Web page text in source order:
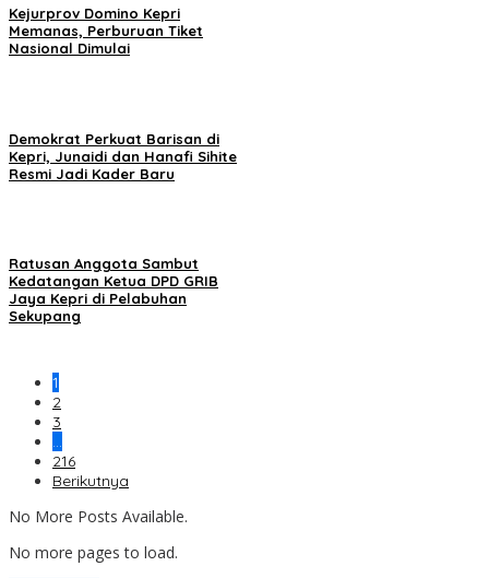
Kejurprov Domino Kepri
Memanas, Perburuan Tiket
Nasional Dimulai
Demokrat Perkuat Barisan di
Kepri, Junaidi dan Hanafi Sihite
Resmi Jadi Kader Baru
Ratusan Anggota Sambut
Kedatangan Ketua DPD GRIB
Jaya Kepri di Pelabuhan
Sekupang
1
2
3
…
216
Berikutnya
No More Posts Available.
No more pages to load.